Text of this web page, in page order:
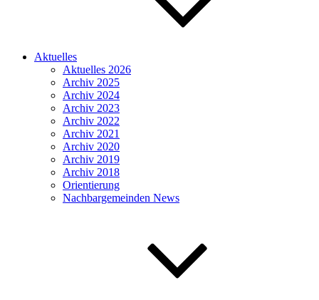
Aktuelles
Aktuelles 2026
Archiv 2025
Archiv 2024
Archiv 2023
Archiv 2022
Archiv 2021
Archiv 2020
Archiv 2019
Archiv 2018
Orientierung
Nachbargemeinden News